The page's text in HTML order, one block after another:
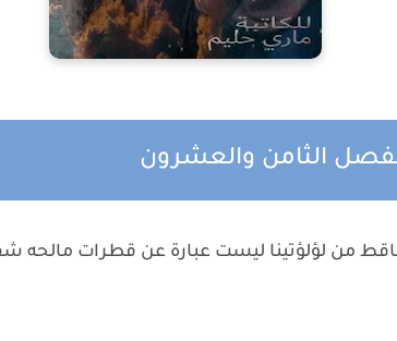
الثامن والعشرون
من لؤلؤتينا ليست عبارة عن قطرات مالحه